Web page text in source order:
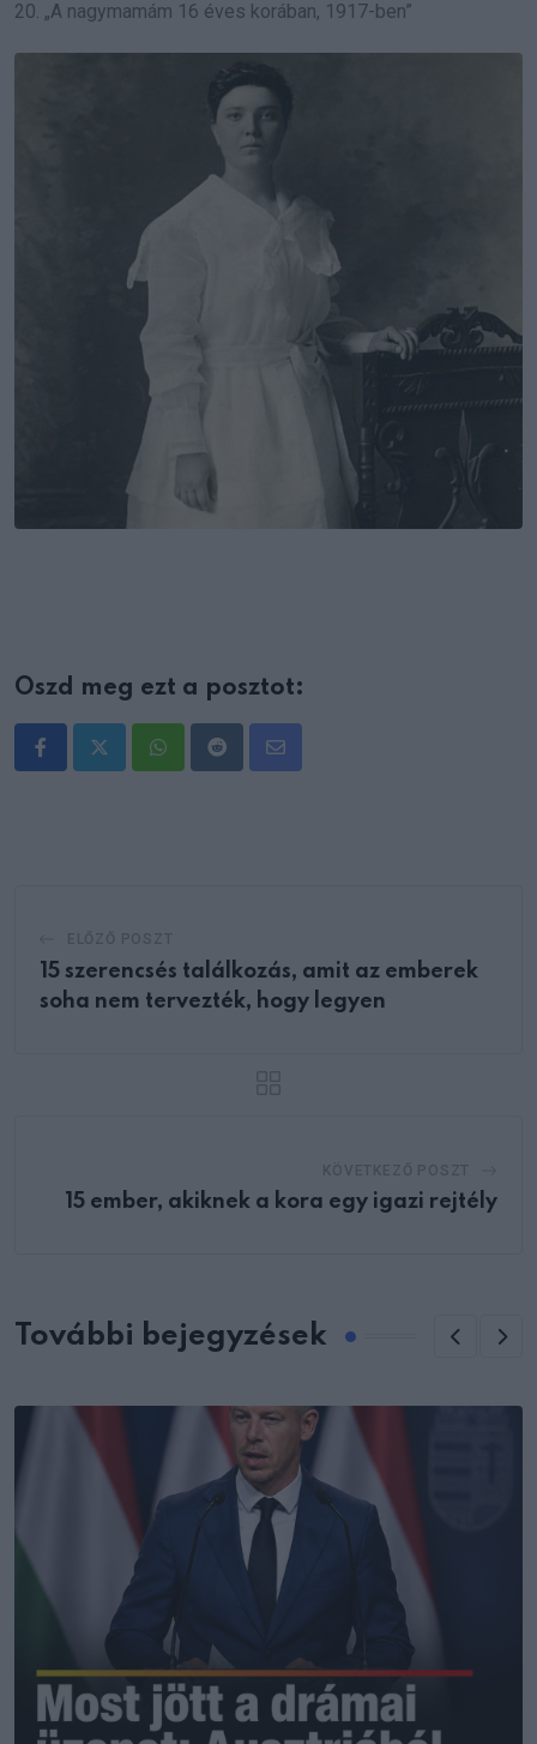
20. „A nagymamám 16 éves korában, 1917-ben”
Oszd meg ezt a posztot:
WhatsappRedditShare
15 szerencsés találkozás, amit az emberek
soha nem tervezték, hogy legyen
15 ember, akiknek a kora egy igazi rejtély
További bejegyzések